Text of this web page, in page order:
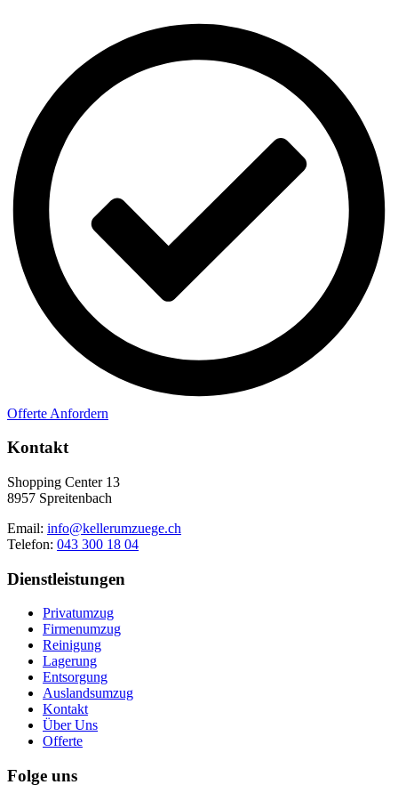
Offerte Anfordern
Kontakt
Shopping Center 13
8957 Spreitenbach
Email: info@kellerumzuege.ch
Telefon: 043 300 18 04
Dienstleistungen
Privatumzug
Firmenumzug
Reinigung
Lagerung
Entsorgung
Auslandsumzug
Kontakt
Über Uns
Offerte
Folge uns